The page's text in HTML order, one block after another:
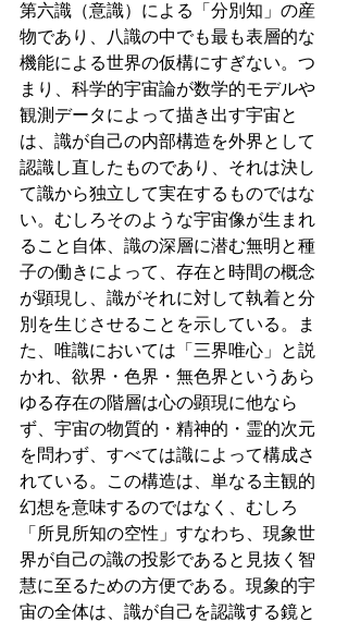
第六識（意識）による「分別知」の産
物であり、八識の中でも最も表層的な
機能による世界の仮構にすぎない。つ
まり、科学的宇宙論が数学的モデルや
観測データによって描き出す宇宙と
は、識が自己の内部構造を外界として
認識し直したものであり、それは決し
て識から独立して実在するものではな
い。むしろそのような宇宙像が生まれ
ること自体、識の深層に潜む無明と種
子の働きによって、存在と時間の概念
が顕現し、識がそれに対して執着と分
別を生じさせることを示している。ま
た、唯識においては「三界唯心」と説
かれ、欲界・色界・無色界というあら
ゆる存在の階層は心の顕現に他なら
ず、宇宙の物質的・精神的・霊的次元
を問わず、すべては識によって構成さ
れている。この構造は、単なる主観的
幻想を意味するのではなく、むしろ
「所見所知の空性」すなわち、現象世
界が自己の識の投影であると見抜く智
慧に至るための方便である。現象的宇
宙の全体は、識が自己を認識する鏡と